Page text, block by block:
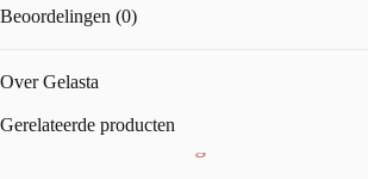
Beoordelingen (0)
Over Gelasta
Gerelateerde producten